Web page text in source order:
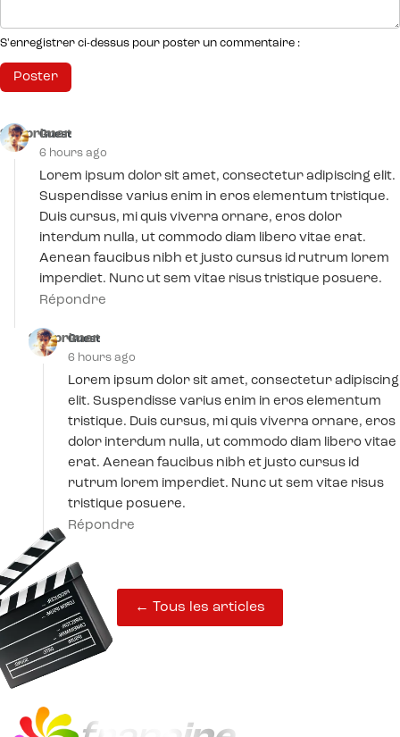
S'enregistrer ci-dessus pour poster un commentaire :
Guest
6 hours ago
Supprimer
Lorem ipsum dolor sit amet, consectetur adipiscing elit.
Suspendisse varius enim in eros elementum tristique.
Duis cursus, mi quis viverra ornare, eros dolor
interdum nulla, ut commodo diam libero vitae erat.
Aenean faucibus nibh et justo cursus id rutrum lorem
imperdiet. Nunc ut sem vitae risus tristique posuere.
Répondre
Guest
6 hours ago
Supprimer
Lorem ipsum dolor sit amet, consectetur adipiscing
elit. Suspendisse varius enim in eros elementum
tristique. Duis cursus, mi quis viverra ornare, eros
dolor interdum nulla, ut commodo diam libero vitae
erat. Aenean faucibus nibh et justo cursus id
rutrum lorem imperdiet. Nunc ut sem vitae risus
tristique posuere.
Répondre
← Tous les articles